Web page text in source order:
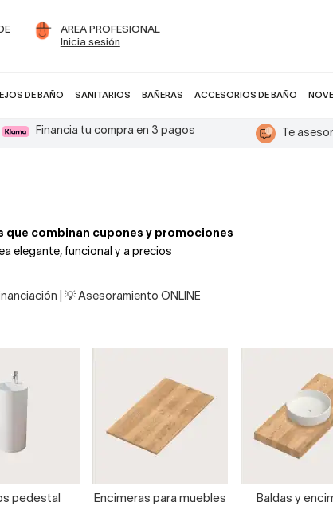
AREA PROFESIONAL
Inicia sesión
DE BAÑO SANITARIOS BAÑERAS ACCESORIOS DE BAÑO
Financia tu compra en 3 pagos Te
que combinan cupones y promociones
elegante, funcional y a precios
| 💡 Asesoramiento ONLINE
pedestal Encimeras para muebles Baldas y